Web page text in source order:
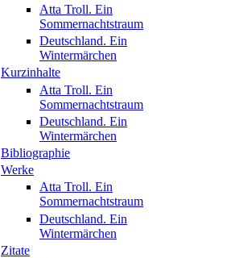
Atta Troll. Ein
Sommernachtstraum
Deutschland. Ein
Wintermärchen
Kurzinhalte
Atta Troll. Ein
Sommernachtstraum
Deutschland. Ein
Wintermärchen
Bibliographie
Werke
Atta Troll. Ein
Sommernachtstraum
Deutschland. Ein
Wintermärchen
Zitate